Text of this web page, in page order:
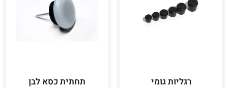
רגליות גומי תחתית כסא לבן